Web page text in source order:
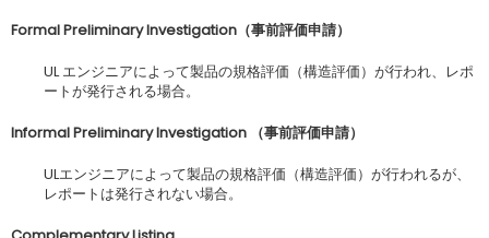
Formal Preliminary Investigation （事前評価申請）
UL エンジニアによって製品の規格評価（構造評価）が行われ、レポ
ートが発行される場合。
Informal Preliminary Investigation （事前評価申請）
ULエンジニアによって製品の規格評価（構造評価）が行われるが、
レポートは発行されない場合。